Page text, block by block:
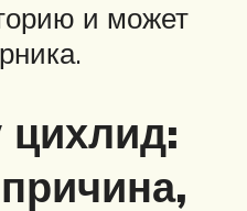
и может